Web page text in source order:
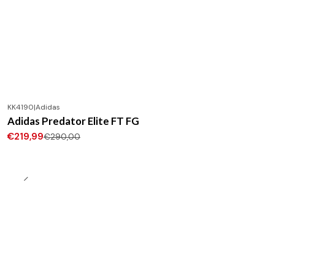
-24%DESCONTO
Novo
KK4190|Adidas
Adidas Predator Elite FT FG
€219,99€290,00